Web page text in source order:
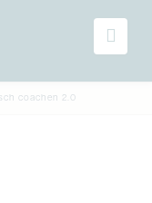
coachen 2.0